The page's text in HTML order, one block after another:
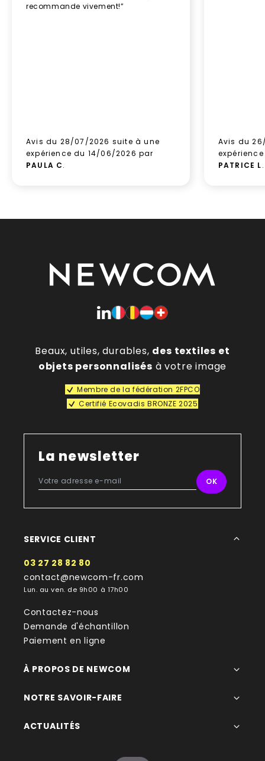
recommande vivement!”
Avis du 28/07/2026 suite à une
expérience du 14/06/2026 par
PAULA C.
Avis du
PATRICE L.
Beaux, utiles, durables, des textiles et
objets personnalisés à votre image
Membre de la fédération 2FPCO
Certifié Ecovadis BRONZE 2025
La newsletter
SERVICE CLIENT
03 27 28 82 80
contact@newcom-fr.com
Lun. au ven. de 9h00 à 17h00
Contactez-nous
Demande d'échantillon
Paiement en ligne
À PROPOS DE NEWCOM
NOTRE SAVOIR-FAIRE
ACTUALITÉS